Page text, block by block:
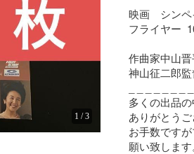
1/3
映画　シン
フライヤー
作曲家中山
神山征二郎監
多くの出品の
ありがとうご
お手数です
願い致します